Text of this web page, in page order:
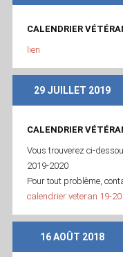
CALENDRIER
lien
29 JUILLET 2019
CALENDRIER
Vous trouverez ci-
2019-2020
Pour tout problème,
calendrier veteran 19-20
16 AOÛT 2018